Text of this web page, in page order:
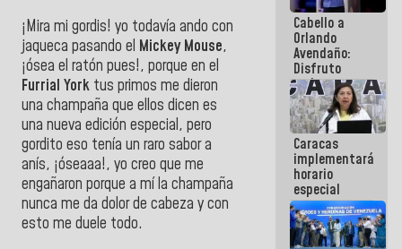
¡Mira mi gordis! yo todavía ando con
jaqueca pasando el Mickey Mouse,
¡ósea el ratón pues!, porque en el
Furrial York tus primos me dieron
una champaña que ellos dicen es
una nueva edición especial, pero
gordito eso tenía un raro sabor a
anís, ¡óseaaa!, yo creo que me
engañaron porque a mí la champaña
nunca me da dolor de cabeza y con
esto me duele todo.
Cabello a
Orlando
Avendaño:
Disfruto
cada vez
que escribes
porque lo
que haces
es
embarrarla
Caracas
implementará
horario
especial
para
adaptarse
al plan de